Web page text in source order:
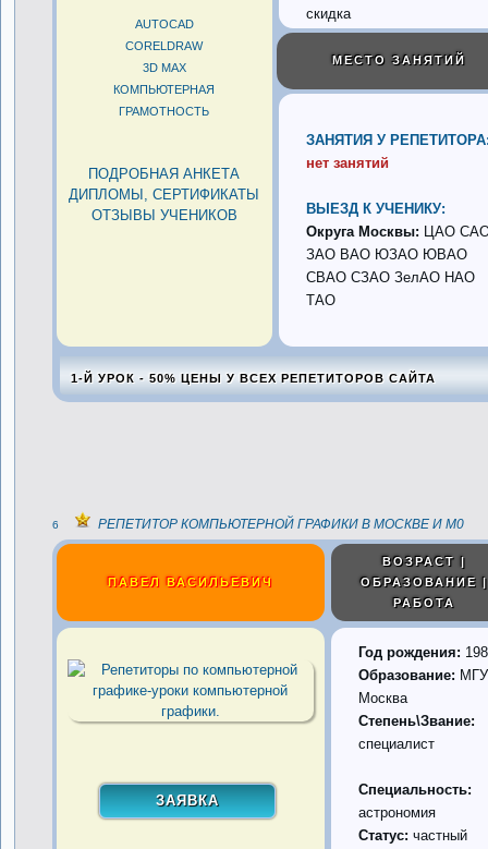
AUTOCAD
CORELDRAW
3D MAX
КОМПЬЮТЕРНАЯ
ГРАМОТНОСТЬ
ПОДРОБНАЯ АНКЕТА
ДИПЛОМЫ, СЕРТИФИКАТЫ
ОТЗЫВЫ УЧЕНИКОВ
скидка
МЕСТО ЗАНЯТИЙ
ЗАНЯТИЯ У
нет занятий
ВЫЕЗД К УЧЕНИКУ:
Округа Москвы: ЦАО
ЗАО ВАО ЮЗАО ЮВАО
СВАО СЗАО ЗелАО НАО
ТАО
1-Й УРОК - 50% ЦЕНЫ У ВСЕХ РЕПЕТИТОРОВ САЙТА
6 РЕПЕТИТОР КОМПЬЮТЕРНОЙ ГРАФИКИ В МОСКВЕ И М0
ПАВЕЛ ВАСИЛЬЕВИЧ
ВОЗРАСТ |
ОБРАЗОВАНИЕ |
РАБОТА
Год рождения:
Образование:
Москва
Степень\Звание:
специалист
Специальность:
астрономия
Статус: частный